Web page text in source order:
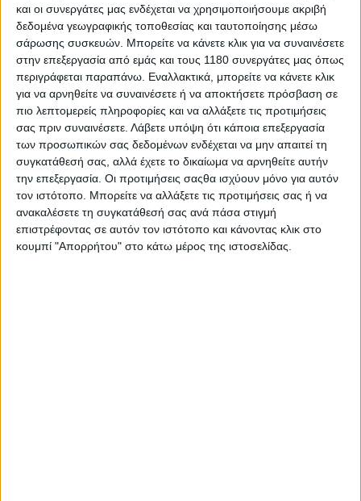
και οι συνεργάτες μας ενδέχεται να χρησιμοποιήσουμε ακριβή
δεδομένα γεωγραφικής τοποθεσίας και ταυτοποίησης μέσω
σάρωσης συσκευών. Μπορείτε να κάνετε κλικ για να συναινέσετε
στην επεξεργασία από εμάς και τους 1180 συνεργάτες μας όπως
περιγράφεται παραπάνω. Εναλλακτικά, μπορείτε να κάνετε κλικ
για να αρνηθείτε να συναινέσετε ή να αποκτήσετε πρόσβαση σε
πιο λεπτομερείς πληροφορίες και να αλλάξετε τις προτιμήσεις
σας πριν συναινέσετε. Λάβετε υπόψη ότι κάποια επεξεργασία
των προσωπικών σας δεδομένων ενδέχεται να μην απαιτεί τη
συγκατάθεσή σας, αλλά έχετε το δικαίωμα να αρνηθείτε αυτήν
την επεξεργασία. Οι προτιμήσεις σαςθα ισχύουν μόνο για αυτόν
τον ιστότοπο. Μπορείτε να αλλάξετε τις προτιμήσεις σας ή να
ανακαλέσετε τη συγκατάθεσή σας ανά πάσα στιγμή
επιστρέφοντας σε αυτόν τον ιστότοπο και κάνοντας κλικ στο
κουμπί "Απορρήτου" στο κάτω μέρος της ιστοσελίδας.
Το πλαίσιο είναι κι αυτό ίδιο με του RR, δύο δοκών
και αλουμινίου, όπως από αλουμίνιο είναι και το
ψαλίδι. Στις αναρτήσεις βρίσκουμε ανεστραμμένο
πιρούνι της KYB ενώ και το πίσω αμορτισέρ είναι της
ίδιας εταιρείας. Στην πέδηση συναντάμε αλλαγή σε
σχέση με το Kove 450 RR με τα δύο δισκόφρενα
εμπρός να μην τοποθετούνται ακτινικά στο 450 R αλλά
στον άξονα. To δικάναλο ABS συνεχίζει να υπάρχει με
τα ελαστικά των 17 ιντσών να έχουν διαστάσεις
120/70 εμπρός και 160/70 πίσω.